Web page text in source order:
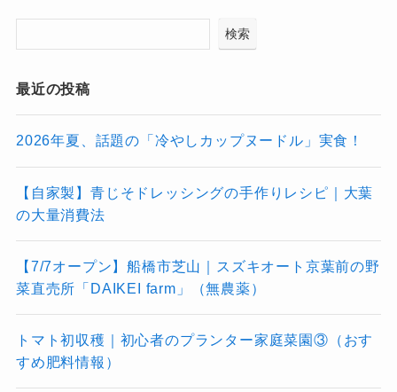
検索
最近の投稿
2026年夏、話題の「冷やしカップヌードル」実食！
【自家製】青じそドレッシングの手作りレシピ｜大葉
の大量消費法
【7/7オープン】船橋市芝山｜スズキオート京葉前の野
菜直売所「DAIKEI farm」（無農薬）
トマト初収穫｜初心者のプランター家庭菜園③（おす
すめ肥料情報）